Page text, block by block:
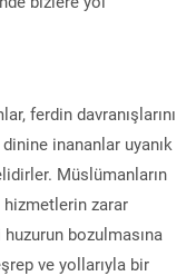
ferdin davranışlarını
inananlar uyanık
Müslümanların
zarar
bozulmasına
ve yollarıyla bir